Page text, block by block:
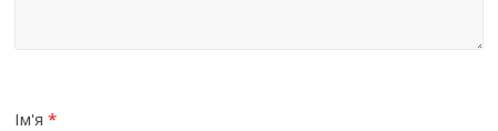
Ім'я*